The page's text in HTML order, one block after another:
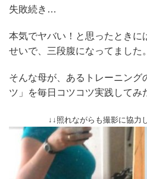
失敗続き…
本気でヤバい！と思ったときに
せいで、三段腹になってました
そんな母が、あるトレーニング
ツ」を毎日コツコツ実践してみ
↓↓照れながらも撮影に協力